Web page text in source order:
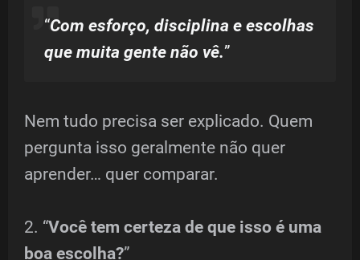
“Com esforço, disciplina e escolhas
que muita gente não vê.”
Nem tudo precisa ser explicado. Quem
pergunta isso geralmente não quer
aprender… quer comparar.
2. “Você tem certeza de que isso é uma
boa escolha?”